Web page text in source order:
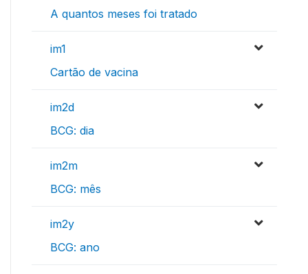
A quantos meses foi tratado
im1
Cartão de vacina
im2d
BCG: dia
im2m
BCG: mês
im2y
BCG: ano